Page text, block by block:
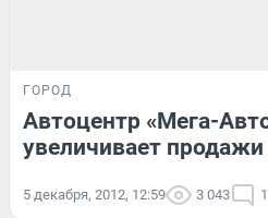
ГОРОД
Автоцентр «Мега-
увеличивает продажи
5 декабря, 2012, 12:59 3 043 1